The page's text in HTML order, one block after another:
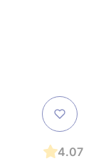
4.07